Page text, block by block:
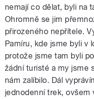
nemají co dělat, byli na
Ohromně se jim
přirozeného nepřítele.
Pamíru, kde jsme byli v
protože jsme tam byli
žádní turisté a my jsme
nám zalíbilo. Dál
jednodenní trek, ovšem